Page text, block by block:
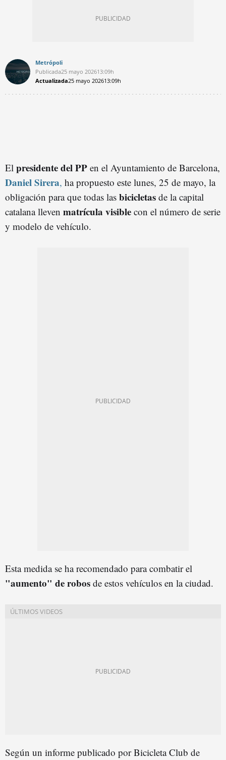
Metrópoli
Publicada25 mayo 202613:09h
Actualizada25 mayo 202613:09h
El presidente del PP en el Ayuntamiento de Barcelona,
Daniel Sirera, ha propuesto este lunes, 25 de mayo, la
obligación para que todas las bicicletas de la capital
catalana lleven matrícula visible con el número de serie
y modelo de vehículo.
Esta medida se ha recomendado para combatir el
"aumento" de robos de estos vehículos en la ciudad.
Según un informe publicado por Bicicleta Club de